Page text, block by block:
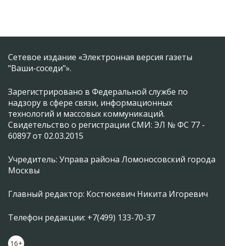
Сетевое издание «Электронная версия газеты
"Ваши-соседи"».
Зарегистрировано в Федеральной службе по
надзору в сфере связи, информационных
технологий и массовых коммуникаций.
Свидетельство о регистрации СМИ: ЭЛ № ФС 77 -
60897 от 02.03.2015
Учредитель: Управа района Ломоносовский города
Москвы
Главный редактор: Костюкевич Никита Игоревич
Телефон редакции: +7(499) 133-70-37
16+